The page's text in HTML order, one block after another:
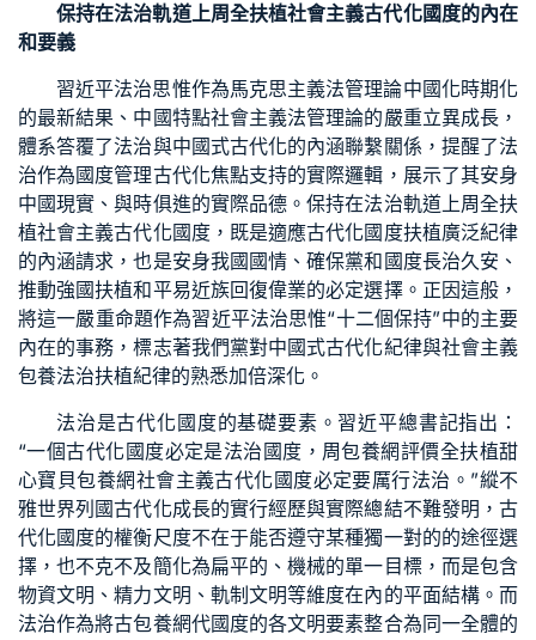
保持在法治軌道上周全扶植社會主義古代化國度的內在
和要義
習近平法治思惟作為馬克思主義法管理論中國化時期化
的最新結果、中國特點社會主義法管理論的嚴重立異成長，
體系答覆了法治與中國式古代化的內涵聯繫關係，提醒了法
治作為國度管理古代化焦點支持的實際邏輯，展示了其安身
中國現實、與時俱進的實際品德。保持在法治軌道上周全扶
植社會主義古代化國度，既是適應古代化國度扶植廣泛紀律
的內涵請求，也是安身我國國情、確保黨和國度長治久安、
推動強國扶植和平易近族回復偉業的必定選擇。正因這般，
將這一嚴重命題作為習近平法治思惟“十二個保持”中的主要
內在的事務，標志著我們黨對中國式古代化紀律與社會主義
包養法治扶植紀律的熟悉加倍深化。
法治是古代化國度的基礎要素。習近平總書記指出：
“一個古代化國度必定是法治國度，周包養網評價全扶植甜
心寶貝包養網社會主義古代化國度必定要厲行法治。”縱不
雅世界列國古代化成長的實行經歷與實際總結不難發明，古
代化國度的權衡尺度不在于能否遵守某種獨一對的的途徑選
擇，也不克不及簡化為扁平的、機械的單一目標，而是包含
物資文明、精力文明、軌制文明等維度在內的平面結構。而
法治作為將古包養網代國度的各文明要素整合為同一全體的